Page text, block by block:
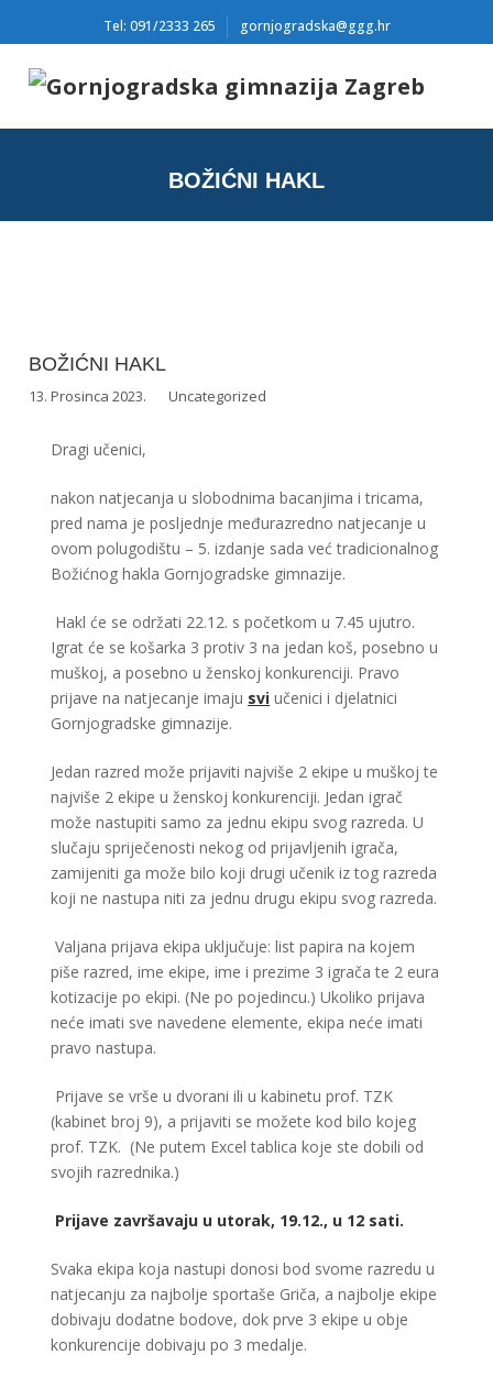
Tel: 091/2333 265 gornjogradska@ggg.hr
BOŽIĆNI HAKL
BOŽIĆNI HAKL
13. Prosinca 2023. Uncategorized
Dragi učenici,
nakon natjecanja u slobodnima bacanjima i tricama,
pred nama je posljednje međurazredno natjecanje u
ovom polugodištu – 5. izdanje sada već tradicionalnog
Božićnog hakla Gornjogradske gimnazije.
Hakl će se održati 22.12. s početkom u 7.45 ujutro.
Igrat će se košarka 3 protiv 3 na jedan koš, posebno u
muškoj, a posebno u ženskoj konkurenciji. Pravo
prijave na natjecanje imaju svi učenici i djelatnici
Gornjogradske gimnazije.
Jedan razred može prijaviti najviše 2 ekipe u muškoj te
najviše 2 ekipe u ženskoj konkurenciji. Jedan igrač
može nastupiti samo za jednu ekipu svog razreda. U
slučaju spriječenosti nekog od prijavljenih igrača,
zamijeniti ga može bilo koji drugi učenik iz tog razreda
koji ne nastupa niti za jednu drugu ekipu svog razreda.
Valjana prijava ekipa uključuje: list papira na kojem
piše razred, ime ekipe, ime i prezime 3 igrača te 2 eura
kotizacije po ekipi. (Ne po pojedincu.) Ukoliko prijava
neće imati sve navedene elemente, ekipa neće imati
pravo nastupa.
Prijave se vrše u dvorani ili u kabinetu prof. TZK
(kabinet broj 9), a prijaviti se možete kod bilo kojeg
prof. TZK. (Ne putem Excel tablica koje ste dobili od
svojih razrednika.)
Prijave završavaju u utorak, 19.12., u 12 sati.
Svaka ekipa koja nastupi donosi bod svome razredu u
natjecanju za najbolje sportaše Griča, a najbolje ekipe
dobivaju dodatne bodove, dok prve 3 ekipe u obje
konkurencije dobivaju po 3 medalje.